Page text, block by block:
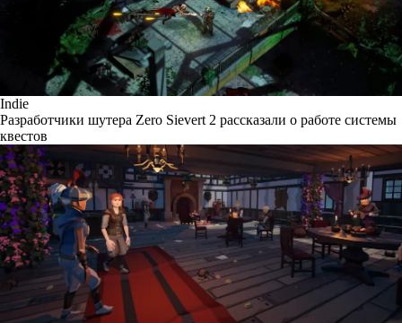
Indie
Разработчики шутера Zero Sievert 2 рассказали о работе системы
квестов